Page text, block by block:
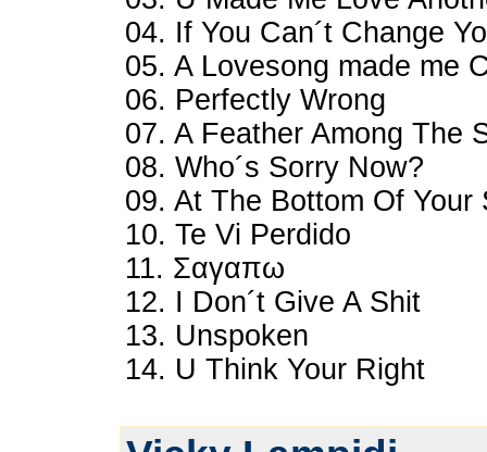
04. If You Can´t Change
05. A Lovesong made me
06. Perfectly Wrong
07. A Feather Among The
08. Who´s Sorry Now?
09. At The Bottom Of Your
10. Te Vi Perdido
11. Σαγαπω
12. I Don´t Give A Shit
13. Unspoken
14. U Think Your Right